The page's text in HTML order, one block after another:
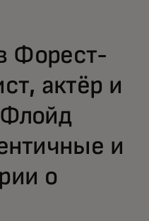
Форест-
актёр и
и
о